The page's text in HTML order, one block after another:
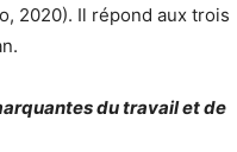
2020). Il répond aux trois
du travail et de